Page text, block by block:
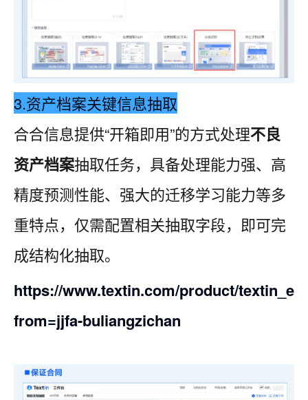
3.资产档案关键信息抽取
合合信息提供“开箱即用”的方式处理不良
资产档案抽取任务，具备处理能力强、高
精度预测性能、强大的迁移学习能力等多
重特点，仅需配置相关抽取字段，即可完
成结构化抽取。
https://www.textin.com/product/
from=jjfa-buliangzichan